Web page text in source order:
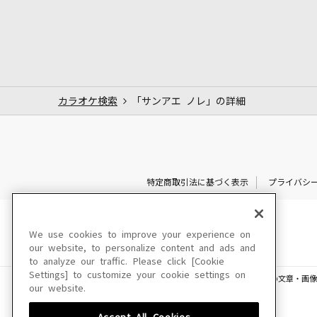
カラオケ検索 「サンアエ ノレ」の詳細
特定商取引法に基づく表示 プライバシ
このサイトに掲載されている一切の文章・画
We use cookies to improve your experience on
our website, to personalize content and ads and
to analyze our traffic. Please click [Cookie
Settings] to customize your cookie settings on
our website.